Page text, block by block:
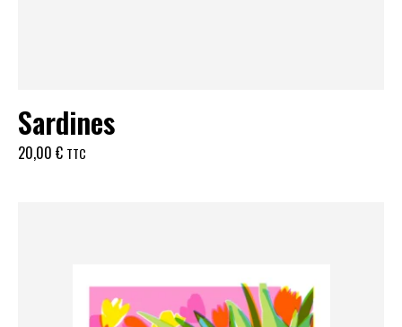
Sardines
20,00 € TTC